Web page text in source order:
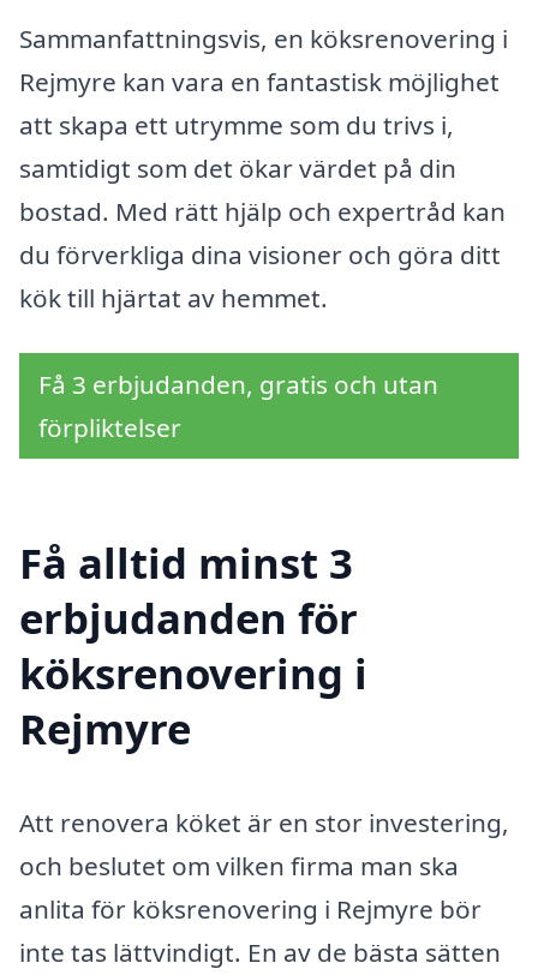
Sammanfattningsvis, en köksrenovering i
Rejmyre kan vara en fantastisk möjlighet
att skapa ett utrymme som du trivs i,
samtidigt som det ökar värdet på din
bostad. Med rätt hjälp och expertråd kan
du förverkliga dina visioner och göra ditt
kök till hjärtat av hemmet.
Få 3 erbjudanden, gratis och utan
förpliktelser
Få alltid minst 3
erbjudanden för
köksrenovering i
Rejmyre
Att renovera köket är en stor investering,
och beslutet om vilken firma man ska
anlita för köksrenovering i Rejmyre bör
inte tas lättvindigt. En av de bästa sätten